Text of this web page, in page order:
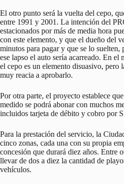
El otro punto será la vuelta del cepo,
entre 1991 y 2001. La intención del
estacionados por más de media hora
con este elemento, y que el dueño del
minutos para pagar y que se lo suelten,
ese lapso el auto sería acarreado. En el
el cepo es un elemento disuasivo, pero
muy reacia a aprobarlo.
Por otra parte, el proyecto establece
medido se podrá abonar con muchos
incluidos tarjeta de débito y cobro por
Para la prestación del servicio, la
cinco zonas, cada una con su propia
concesión que durará diez años. Entre
llevar de dos a diez la cantidad de
vehículos.